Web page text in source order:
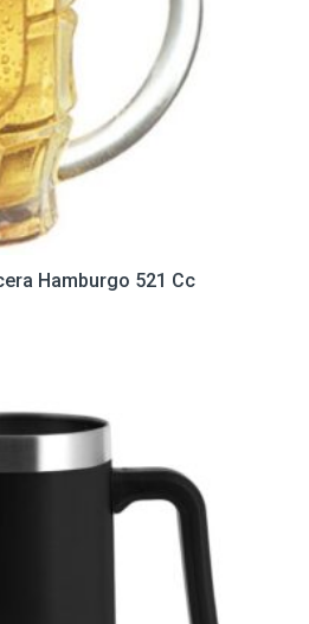
Hamburgo 521 Cc